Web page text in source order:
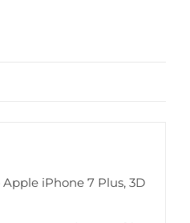
iPhone 7 Plus, 3D